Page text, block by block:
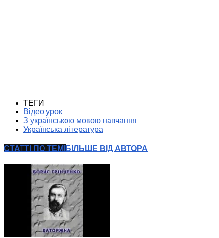
ТЕГИ
Відео урок
З українською мовою навчання
Українська література
СТАТТІ ПО ТЕМІ БІЛЬШЕ ВІД АВТОРА